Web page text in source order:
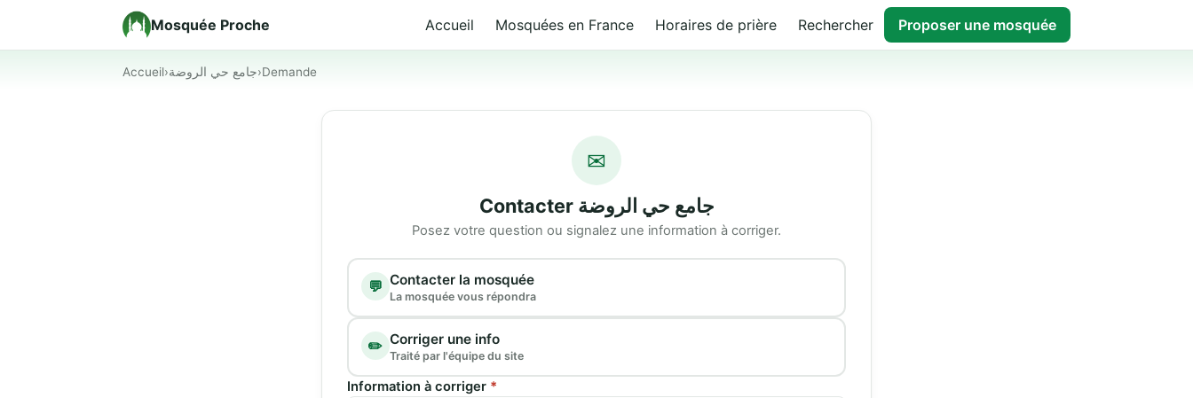
Mosquée Proche Accueil Mosquées en France Horaires de prière Rechercher Proposer une mosquée
Accueil›جامع حي الروضة›Demande
✉
Contacter جامع حي الروضة
Posez votre question ou signalez une information à corriger.
Type de demande
💬 Contacter la mosquée
La mosquée vous répondra
✏️ Corriger une info
Traité par l'équipe du site
Information à corriger *